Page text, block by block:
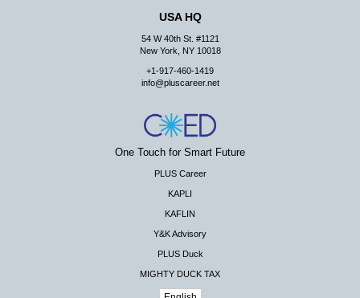
USA HQ
54 W 40th St. #1121
New York, NY 10018
+1-917-460-1419
info@pluscareer.net
One Touch for Smart Future
PLUS Career
KAPLI
KAFLIN
Y&K Advisory
PLUS Duck
MIGHTY DUCK TAX